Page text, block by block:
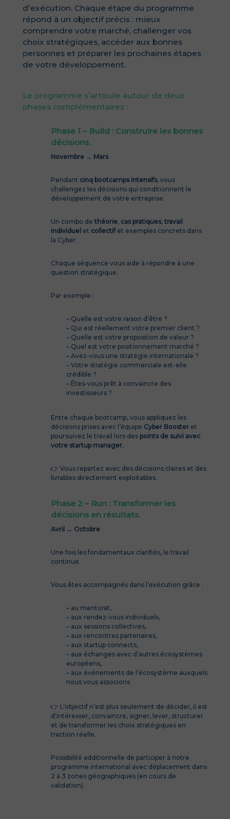
d’exécution. Chaque étape du programme
répond à un objectif précis : mieux
comprendre votre marché, challenger vos
choix stratégiques, accéder aux bonnes
personnes et préparer les prochaines étapes
de votre développement.
Le programme s’articule autour de deux
phases complémentaires :
Phase 1 – Build : Construire les bonnes
décisions.
Novembre → Mars
Pendant cinq bootcamps intensifs, vous
challengez les décisions qui conditionnent le
développement de votre entreprise.
Un combo de théorie, cas pratiques, travail
individuel et collectifet exemples concrets dans
la Cyber.
Chaque séquence vous aide à répondre à une
question stratégique.
Par exemple :
– Quelle est votre raison d’être ?
– Qui est réellement votre premier client ?
– Quelle est votre proposition de valeur ?
– Quel est votre positionnement marché ?
– Avez-vous une stratégie internationale ?
– Votre stratégie commerciale est-elle
crédible ?
– Êtes-vous prêt à convaincre des
investisseurs ?
Entre chaque bootcamp, vous appliquez les
décisions prises avec l’équipe Cyber Boosteret
poursuivez le travail lors des points de suivi avec
votre startup manager.
👉 Vous repartez avec des décisions claires et des
livrables directement exploitables.
Phase 2 – Run : Transformer les
décisions en résultats.
Avril → Octobre
Une fois les fondamentaux clarifiés, le travail
continue.
Vous êtes accompagnés dans l’exécution grâce :
– au mentorat,
– aux rendez-vous individuels,
– aux sessions collectives,
– aux rencontres partenaires,
– aux startup connects,
– aux échanges avec d’autres écosystèmes
européens,
– aux événements de l’écosystème auxquels
nous vous associons
👉 L’objectif n’est plus seulement de décider, il est
d’intéresser, convaincre, signer, lever, structurer
et de transformer les choix stratégiques en
traction réelle.
Possibilité additionnelle de participer à notre
programme international avec déplacement dans
2 à 3 zones géographiques (en cours de
validation).